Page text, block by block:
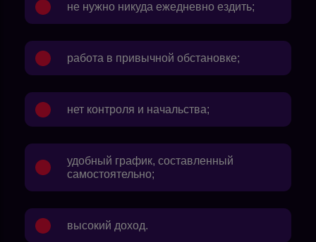
не нужно никуда ежедневно ездить;
работа в привычной обстановке;
нет контроля и начальства;
удобный график, составленный
самостоятельно;
высокий доход.